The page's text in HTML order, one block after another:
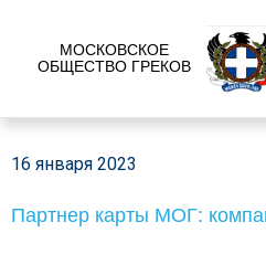
МОСКОВСКОЕ
ОБЩЕСТВО ГРЕКОВ
16 января 2023
Партнер карты МОГ: